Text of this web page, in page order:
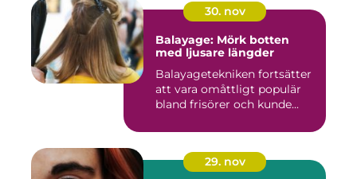
30. nov
Balayage: Mörk botten
med ljusare längder
Balayagetekniken fortsätter
att vara omåttligt populär
bland frisörer och kunde...
29. nov